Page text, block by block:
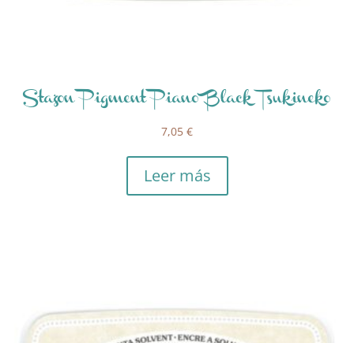
Stazon Pigment Piano Black Tsukineko
7,05 €
Leer más